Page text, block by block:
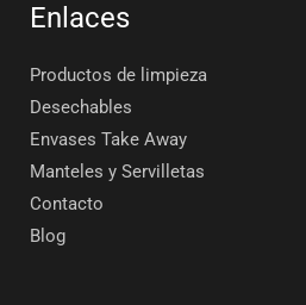
Enlaces
Productos de limpieza
Desechables
Envases Take Away
Manteles y Servilletas
Contacto
Blog